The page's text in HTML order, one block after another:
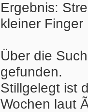
Ergebnis:
kleiner Finger
Über die
gefunden.
Stillgelegt ist
Wochen laut